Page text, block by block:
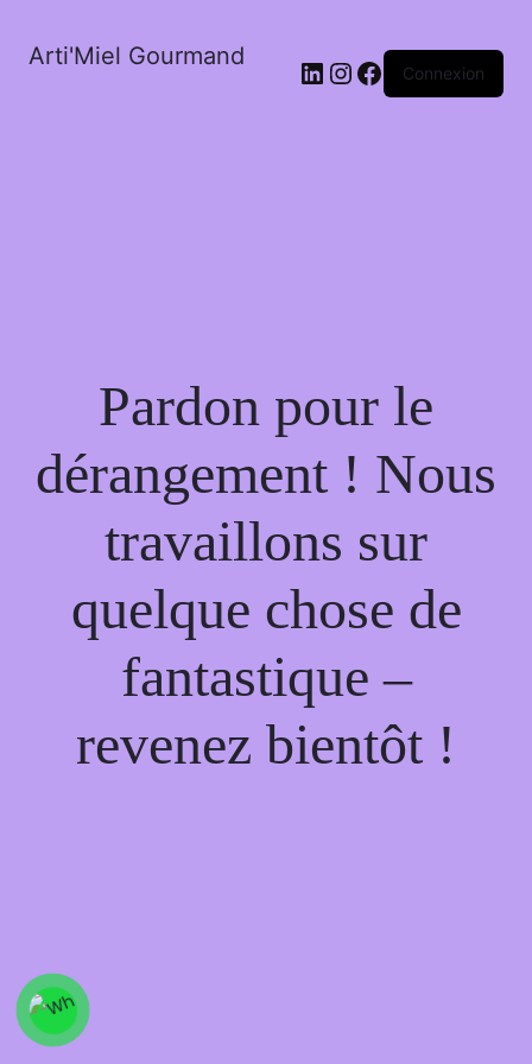
Arti'Miel Gourmand LinkedIn
Instagram
Facebook
Connexion
Pardon pour le
dérangement ! Nous
travaillons sur
quelque chose de
fantastique –
revenez bientôt !